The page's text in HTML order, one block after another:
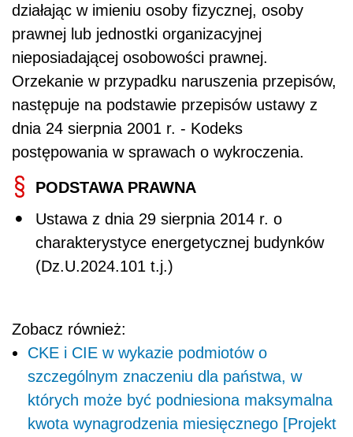
działając w imieniu osoby fizycznej, osoby
prawnej lub jednostki organizacyjnej
nieposiadającej osobowości prawnej.
Orzekanie w przypadku naruszenia przepisów,
następuje na podstawie przepisów ustawy z
dnia 24 sierpnia 2001 r. - Kodeks
postępowania w sprawach o wykroczenia.
PODSTAWA PRAWNA
Ustawa z dnia 29 sierpnia 2014 r. o
charakterystyce energetycznej budynków
(Dz.U.2024.101 t.j.)
Zobacz również:
CKE i CIE w wykazie podmiotów o
szczególnym znaczeniu dla państwa, w
których może być podniesiona maksymalna
kwota wynagrodzenia miesięcznego [Projekt